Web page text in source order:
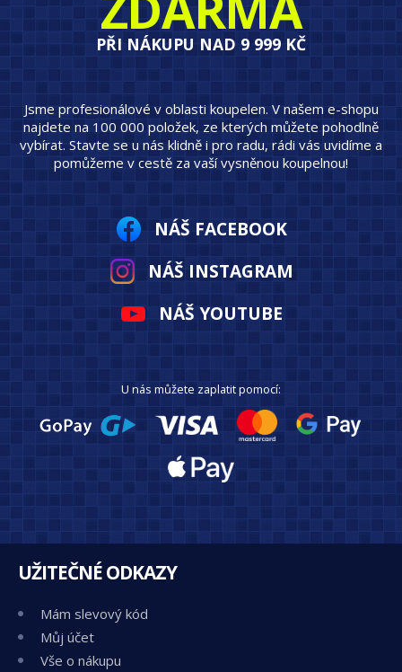
PŘI NÁKUPU NAD 9 999 KČ
Jsme profesionálové v oblasti koupelen. V našem e-shopu
najdete na 100 000 položek, ze kterých můžete pohodlně
vybírat. Stavte se u nás klidně i pro radu, rádi vás uvidíme a
pomůžeme v cestě za vaší vysněnou koupelnou!
NÁŠ FACEBOOK
NÁŠ INSTAGRAM
NÁŠ YOUTUBE
U nás můžete zaplatit pomocí:
UŽITEČNÉ ODKAZY
Mám slevový kód
Můj účet
Vše o nákupu